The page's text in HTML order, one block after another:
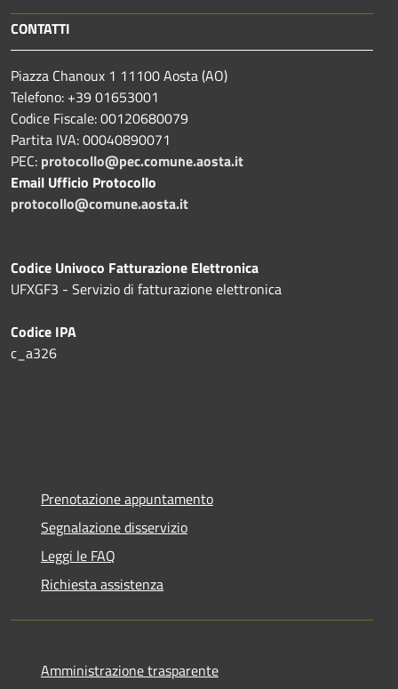
CONTATTI
Piazza Chanoux 1 11100 Aosta (AO)
Telefono: +39 01653001
Codice Fiscale: 00120680079
Partita IVA: 00040890071
PEC: protocollo@pec.comune.aosta.it
Email Ufficio Protocollo
protocollo@comune.aosta.it
Codice Univoco Fatturazione Elettronica
UFXGF3 - Servizio di fatturazione elettronica
Codice IPA
c_a326
Prenotazione appuntamento
Segnalazione disservizio
Leggi le FAQ
Richiesta assistenza
Amministrazione trasparente